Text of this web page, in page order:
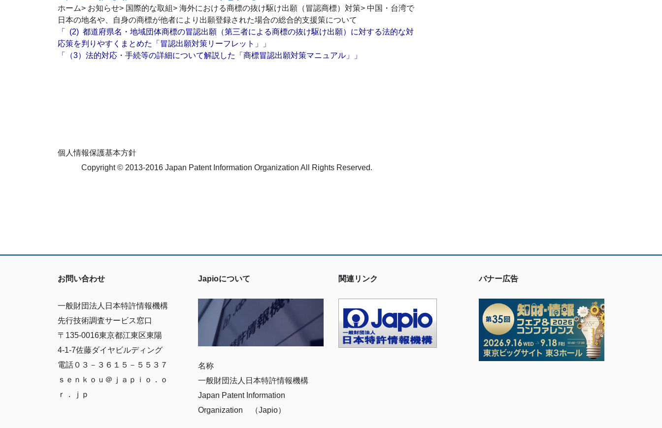
ホーム> お知らせ> 国際的な取組> 海外における商標の抜け駆け出願（冒認商標）対策> 中国・台湾で
日本の地名や、自身の商標が他者により出願登録された場合の総合的支援策について
「 (2) 都道府県名・地域団体商標の冒認出願（第三者による商標の抜け駆け出願）に対する法的な対
応策を判りやすくまとめた「冒認出願対策リーフレット」」
「（3）法的対応・手続等の詳細について解説した「商標冒認出願対策マニュアル」」
個人情報保護基本方針
Copyright © 2013-2016 Japan Patent Information Organization All Rights Reserved.
お問い合わせ
一般財団法人日本特許情報機構
先行技術調査サービス窓口
〒135-0016東京都江東区東陽
4-1-7佐藤ダイヤビルディング
電話０３－３６１５－５５３７
ｓｅｎｋｏｕ＠ｊａｐｉｏ．ｏ
ｒ．ｊｐ
Japioについて
名称
一般財団法人日本特許情報機構
Japan Patent Information
Organization （Japio）
関連リンク バナー広告